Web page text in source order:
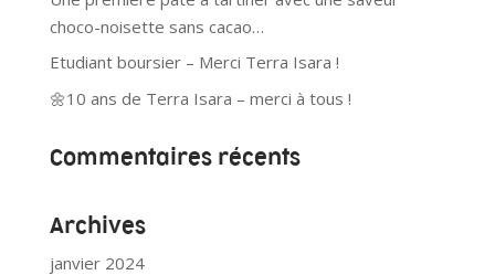
choco-noisette sans cacao…
Etudiant boursier – Merci Terra Isara !
🌼10 ans de Terra Isara – merci à tous !
Commentaires récents
Archives
janvier 2024